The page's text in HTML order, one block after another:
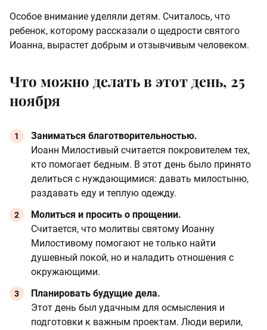
Особое внимание уделяли детям. Считалось, что
ребенок, которому рассказали о щедрости святого
Иоанна, вырастет добрым и отзывчивым человеком.
Что можно делать в этот день, 25
ноября
Заниматься благотворительностью.
Иоанн Милостивый считается покровителем тех,
кто помогает бедным. В этот день было принято
делиться с нуждающимися: давать милостыню,
раздавать еду и теплую одежду.
Молиться и просить о прощении.
Считается, что молитвы святому Иоанну
Милостивому помогают не только найти
душевный покой, но и наладить отношения с
окружающими.
Планировать будущие дела.
Этот день был удачным для осмысления и
подготовки к важным проектам. Люди верили,